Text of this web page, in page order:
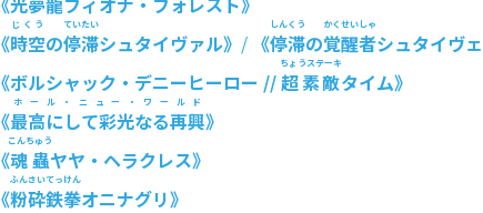
《時空
じくう
の停滞
ていたい
シュタイヴァル》 / 《停滞
しんくう
の覚醒者
かくせいしゃ
シュタイヴェ
《ボルシャック・デニーヒーロー //超素敵
ちょうステーキ
タイム》
《最高にして彩光なる再興
ホール・ニュー・ワールド
》
《魂蟲
こんちゅう
ヤヤ・ヘラクレス》
《粉砕鉄拳
ふんさいてっけん
オニナグリ》